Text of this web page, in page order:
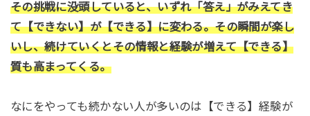
その挑戦に没頭していると、いずれ「答え」がみえてき
て【できない】が【できる】に変わる。その瞬間が楽し
いし、続けていくとその情報と経験が増えて【できる】
質も高まってくる。
なにをやっても続かない人が多いのは【できる】経験が